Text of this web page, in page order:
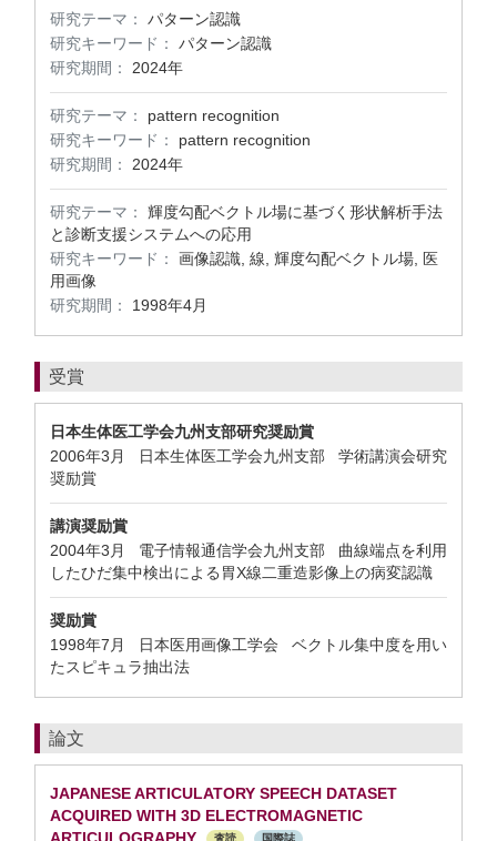
研究テーマ：
パターン認識
研究キーワード：
パターン認識
研究期間：
2024年
研究テーマ：
pattern recognition
研究キーワード：
pattern recognition
研究期間：
2024年
研究テーマ：
輝度勾配ベクトル場に基づく形状解析手法
と診断支援システムへの応用
研究キーワード：
画像認識, 線, 輝度勾配ベクトル場, 医
用画像
研究期間：
1998年4月
受賞
日本生体医工学会九州支部研究奨励賞
2006年3月 日本生体医工学会九州支部 学術講演会研究
奨励賞
講演奨励賞
2004年3月 電子情報通信学会九州支部 曲線端点を利用
したひだ集中検出による胃X線二重造影像上の病変認識
奨励賞
1998年7月 日本医用画像工学会 ベクトル集中度を用い
たスピキュラ抽出法
論文
JAPANESE ARTICULATORY SPEECH DATASET
ACQUIRED WITH 3D ELECTROMAGNETIC
査読 国際誌